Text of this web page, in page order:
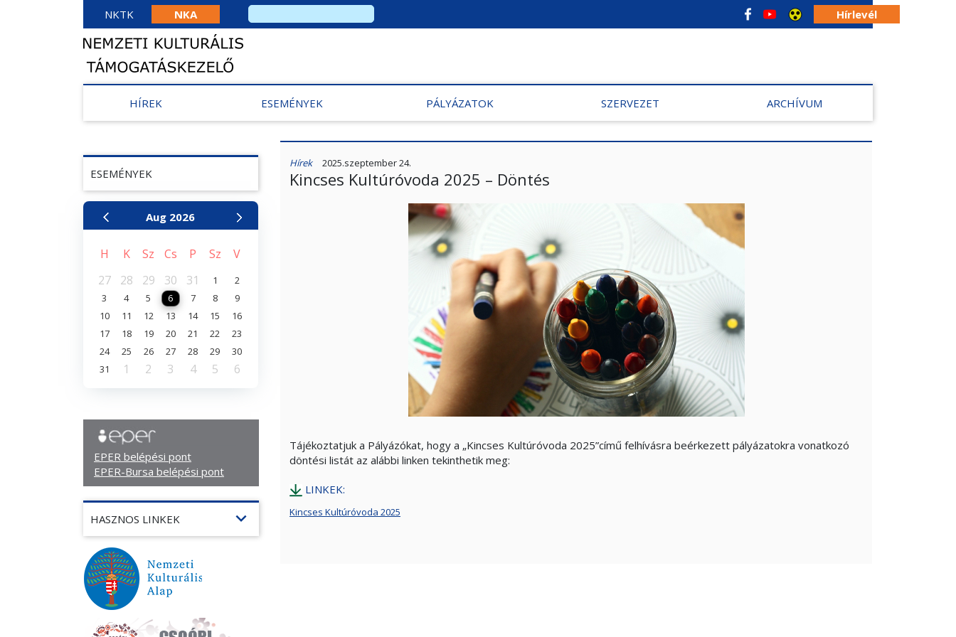
NKTK NKA Hírlevél
HÍREK ESEMÉNYEK PÁLYÁZATOK SZERVEZET ARCHÍVUM
ESEMÉNYEK
Aug 2026
H K Sz Cs P Sz
V
27
28 29 30 31 1
2
3
4 5 6 7 8
9
10
11 12 13 14 15
16
17
18 19 20 21 22
23
24
25 26 27 28 29
30
31
1 2 3 4 5 6
EPER belépési pont
EPER-Bursa belépési pont
HASZNOS LINKEK expand_more
Hírek 2025.szeptember 24.
Kincses Kultúróvoda 2025 – Döntés
Tájékoztatjuk a Pályázókat, hogy a „Kincses Kultúróvoda 2025”című felhívásra beérkezett pályázatokra vonatkozó
döntési listát az alábbi linken tekinthetik meg:
LINKEK:
Kincses Kultúróvoda 2025